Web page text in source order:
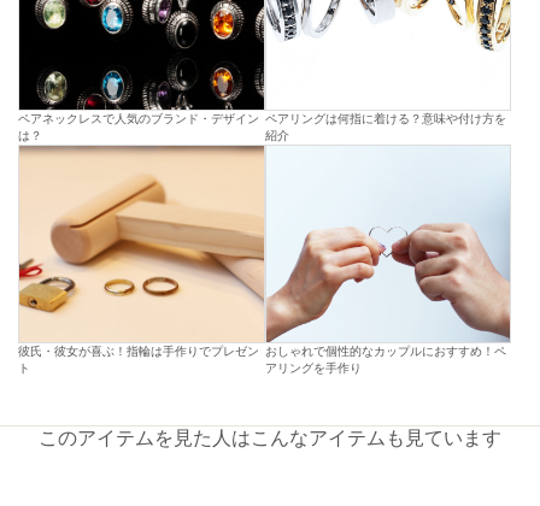
ペアネックレスで人気のブランド・デザイン
は？
ペアリングは何指に着ける？意味や付け方を
紹介
彼氏・彼女が喜ぶ！指輪は手作りでプレゼン
ト
おしゃれで個性的なカップルにおすすめ！ペ
アリングを手作り
このアイテムを見た人はこんなアイテムも見ています